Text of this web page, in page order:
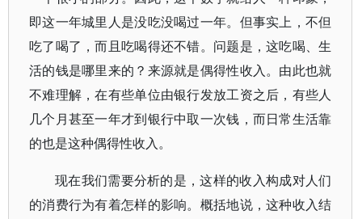
即这一年城里人是没吃没喝过一年。但事实上，不但
吃了喝了，而且吃喝得还不错。问题是，这吃喝、生
活的钱是哪里来的？来源就是偶得性收入。由此也就
不难理解，在有些单位由银行发放工资之后，有些人
几个月甚至一年才到银行中取一次钱，而日常生活靠
的也是这种偶得性收入。
现在我们需要分析的是，这样的收入构成对人们
的消费行为有着怎样的影响。概括地说，这种收入结